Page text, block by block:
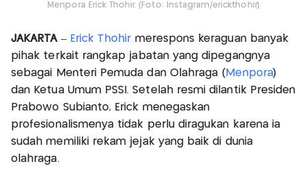
Menpora Erick Thohir. (Foto: Instagram/erickthohir)
JAKARTA– Erick Thohir merespons keraguan banyak
pihak terkait rangkap jabatan yang dipegangnya
sebagai Menteri Pemuda dan Olahraga ( Menpora)
dan Ketua Umum PSSI. Setelah resmi dilantik Presiden
Prabowo Subianto, Erick menegaskan
profesionalismenya tidak perlu diragukan karena ia
sudah memiliki rekam jejak yang baik di dunia
olahraga.